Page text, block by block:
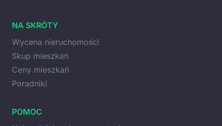
NA SKRÓTY
Wycena nieruchomości
Skup mieszkań
Ceny mieszkań
Poradniki
POMOC